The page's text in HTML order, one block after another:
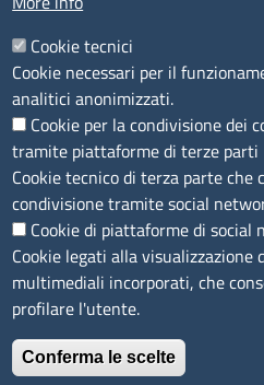
IBAN e pagamenti informatici
Informative privacy e cookie
Verifiche PA
Attuazione misure PNRR
Modulistica
SEGUICI SU
Cookie tecnici
Cookie necessari per il
analitici anonimizzati.
Cookie per la condivisione dei
tramite piattaforme di terze parti
Cookie tecnico di terza parte che
condivisione tramite social
Cookie di piattaforme di social
Cookie legati alla visualizzazione
multimediali incorporati, che
profilare l'utente.
Conferma le scelte